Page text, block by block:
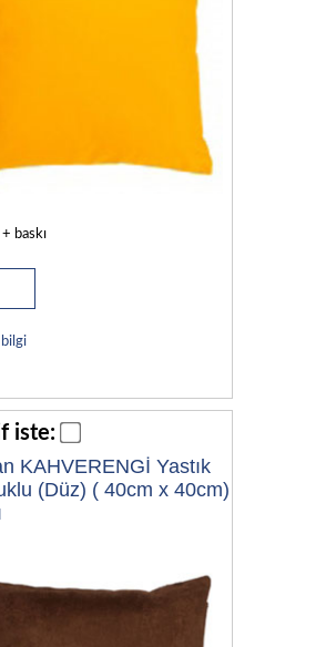
baskı
bilgi
iste:
KAHVERENGİ Yastık
(Düz) ( 40cm x 40cm)